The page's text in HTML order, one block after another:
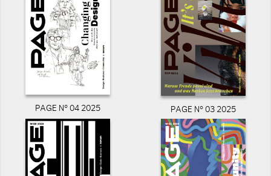
PAGE N° 04 2025 PAGE N° 03 2025